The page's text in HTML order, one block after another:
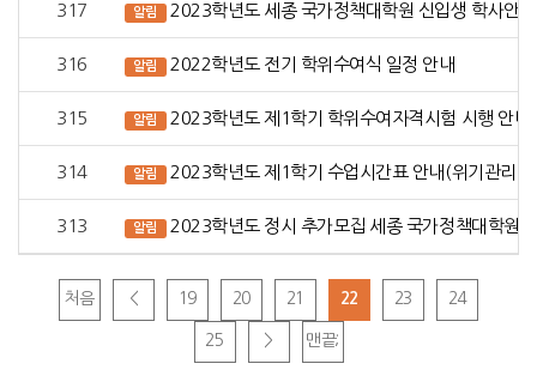
317 알림 2023학년도 세종 국가정책대학원 신입생 학사안
316 알림 2022학년도 전기 학위수여식 일정 안내
315 알림 2023학년도 제1학기 학위수여자격시험 시행 안내
314 알림 2023학년도 제1학기 수업시간표 안내(위기관리정
313 알림 2023학년도 정시 추가모집 세종 국가정책대학원
처음 < 19 20 21 22 23 24
25 > 맨끝;